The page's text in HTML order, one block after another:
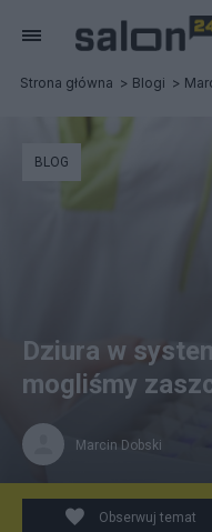
Strona główna Blogi
fot. europa.eu
BLOG
Dziura w
mogliśmy
Marcin Dobski
Obserwuj temat